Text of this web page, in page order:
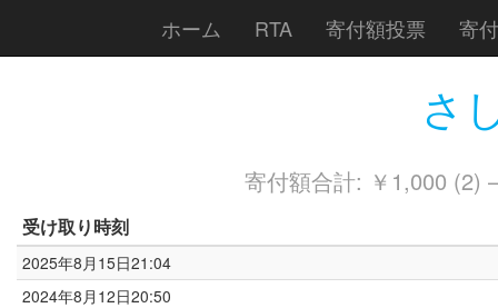
ホーム RTA 寄付額投票 寄
さ
寄付額合計: ￥1,000 (2)
受け取り時刻
2025年8月15日21:04
2024年8月12日20:50